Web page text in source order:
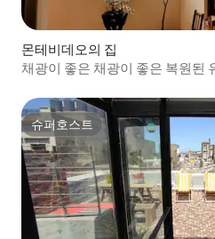
몬테비데오의 집
채광이 좋은 채광이 좋은 복원된
슈퍼호스트
슈퍼호스트